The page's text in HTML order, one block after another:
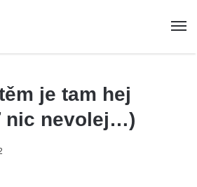
je tam hej
nic nevolej…)